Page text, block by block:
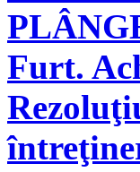
Furt.